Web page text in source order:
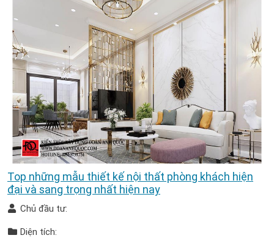
Top những mẫu thiết kế nội thất phòng khách hiện
đại và sang trọng nhất hiện nay
Chủ đầu tư:
Diện tích: